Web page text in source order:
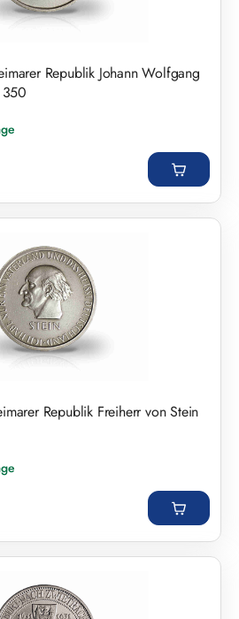
Republik Johann Wolfgang
350
Republik Freiherr von Stein